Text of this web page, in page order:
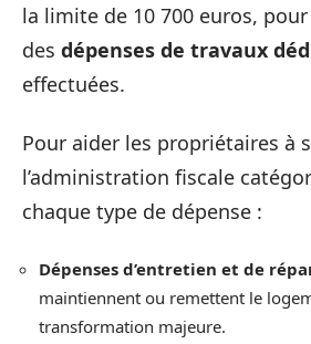
la limite de 10 700 euros,
des dépenses de travaux
effectuées.
Pour aider les propriétaires à
l’administration fiscale
chaque type de dépense :
Dépenses d’entretien et de
maintiennent ou remettent le
transformation majeure.